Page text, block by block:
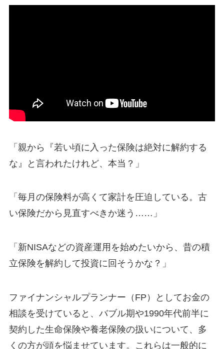
「親から『若い頃に入った保険は絶対に解約する
な』と言われたけれど、本当？」
「毎月の保険料が高くて家計を圧迫している。古
い保険だから見直すべきか迷う……」
「新NISAなどの資産運用を始めたいから、昔の積
立保険を解約して投資に回そうかな？」
ファイナンシャルプランナー（FP）としてお金の
相談を受けていると、バブル期や1990年代前半に
契約した生命保険や養老保険の扱いについて、多
くの方が頭を悩ませています。これらは一般的に